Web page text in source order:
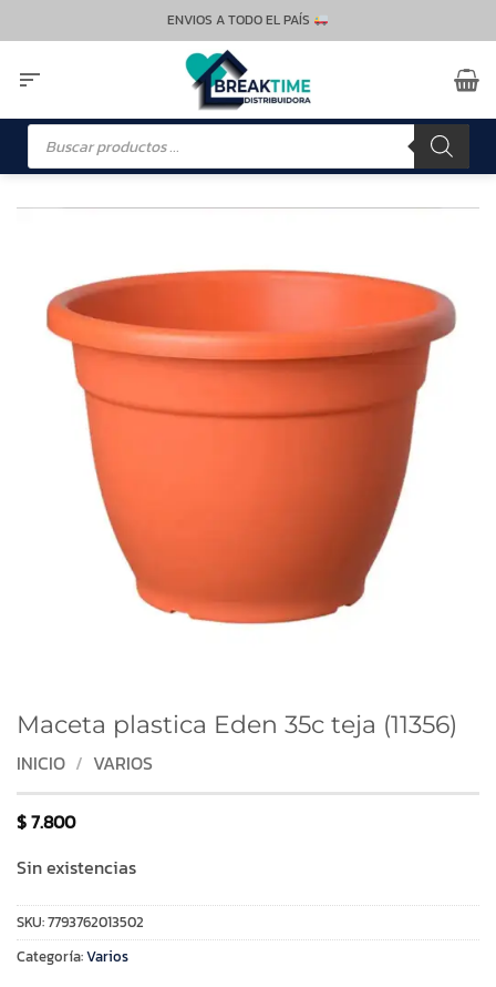
al
contenido
ENVIOS A TODO EL PAÍS
Búsqueda
productos
Maceta plastica Eden 35c teja (11356)
INICIO / VARIOS
$7.800
Sin existencias
SKU:7793762013502
Categoría:Varios